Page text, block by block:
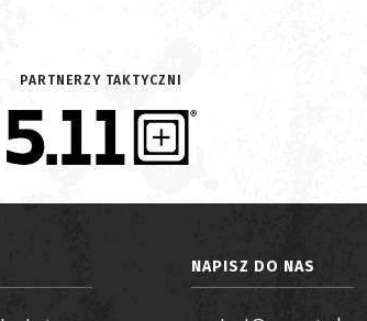
PARTNERZY TAKTYCZNI
NAPISZ DO NAS